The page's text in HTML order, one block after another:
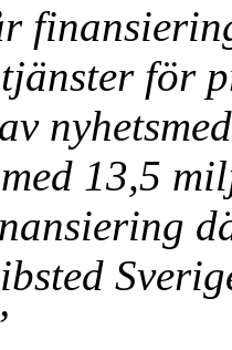
för
13,5